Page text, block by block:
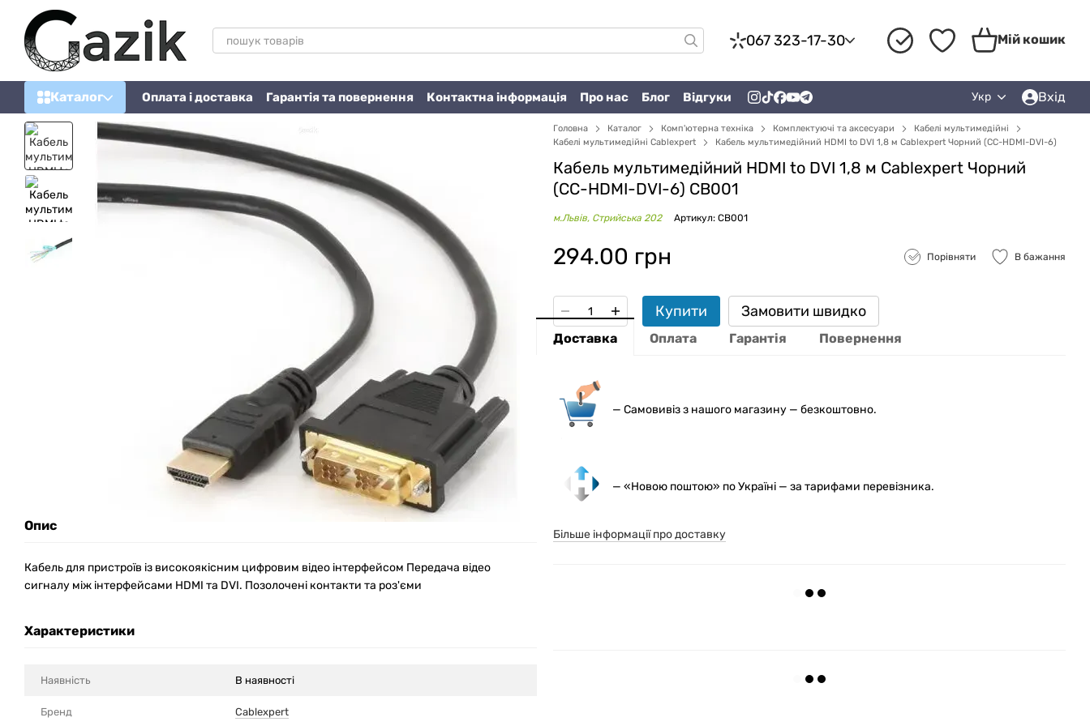
Перейти до основного контенту
067 323-17-30 Мій кошик
Каталог Оплата і доставка Гарантія та повернення Контактна інформація Про нас Блог Відгуки Укр Вхід
Опис
Кабель для пристроїв із високоякісним цифровим відео інтерфейсом Передача відео
сигналу між інтерфейсами HDMI та DVI. Позолочені контакти та роз'єми
Характеристики
Наявність В наявності
Бренд Cablexpert
Головна Каталог Комп'ютерна техніка Комплектуючі та аксесуари
Кабелі мультимедійні
Кабелі мультимедійні Cablexpert
Кабель мультимедійний HDMI to DVI 1,8 м Cablexpert Чорний (CC-HDMI-DVI-6)
Кабель мультимедійний HDMI to DVI 1,8 м Cablexpert Чорний
(CC-HDMI-DVI-6) CB001
м.Львів, Стрийська 202 Артикул: CB001
294.00 грн Порівняти В бажання
Купити Замовити швидко
Доставка Оплата Гарантія Повернення
— Самовивіз з нашого магазину — безкоштовно.
— «Новою поштою» по Україні — за тарифами перевізника.
Більше інформації про доставку